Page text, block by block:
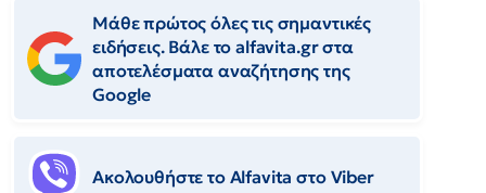
Μάθε πρώτος όλες τις σημαντικές
ειδήσεις. Βάλε το alfavita.gr στα
αποτελέσματα αναζήτησης της
Google
Ακολουθήστε το Αlfavita στο Viber